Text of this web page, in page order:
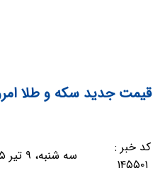
قیمت جدید سکه و طلا امروز سه
کد خبر :
۱۴۵۵۰۱
سه شنبه، ۹ تیر ۱۴۰۵ - ۱۲:۵۲:۴۸